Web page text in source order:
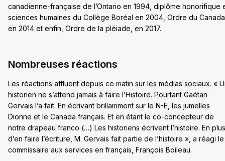
canadienne-française de l’Ontario en 1994, diplôme honorifique
sciences humaines du Collège Boréal en 2004, Ordre du Canada
en 2014 et enfin, Ordre de la pléiade, en 2017.
Nombreuses réactions
Les réactions affluent depuis ce matin sur les médias sociaux. «
historien ne s’attend jamais à faire l’Histoire. Pourtant Gaétan
Gervais l’a fait. En écrivant brillamment sur le N-E, les jumelles
Dionne et le Canada français. Et en étant le co-concepteur de
notre drapeau franco (…) Les historiens écrivent l’histoire. En plus
d’en faire l’écriture, M. Gervais fait partie de l’histoire », a réagi le
commissaire aux services en français, François Boileau.